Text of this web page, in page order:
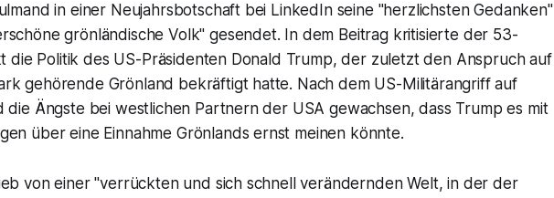
in einer Neujahrsbotschaft bei LinkedIn seine "herzlichsten Gedanken"
grönländische Volk" gesendet. In dem Beitrag kritisierte der 53-
die Politik des US-Präsidenten Donald Trump, der zuletzt den Anspruch auf
gehörende Grönland bekräftigt hatte. Nach dem US-Militärangriff auf
die Ängste bei westlichen Partnern der USA gewachsen, dass Trump es mit
über eine Einnahme Grönlands ernst meinen könnte.
von einer "verrückten und sich schnell verändernden Welt, in der der